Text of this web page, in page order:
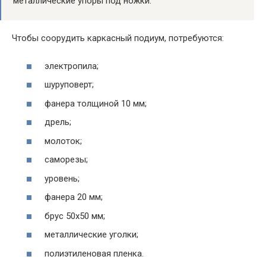
Чтобы соорудить каркасный подиум, потребуются:
электропила;
шуруповерт;
фанера толщиной 10 мм;
дрель;
молоток;
саморезы;
уровень;
фанера 20 мм;
брус 50х50 мм;
металлические уголки;
полиэтиленовая пленка.